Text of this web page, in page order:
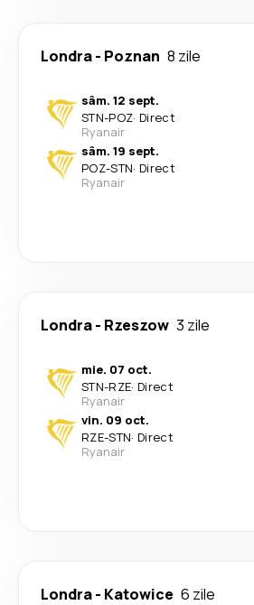
Londra- Poznan 8 zile
sâm. 12 sept.
STN-POZ· Direct
Ryanair
sâm. 19 sept.
POZ-STN· Direct
Ryanair
Londra- Rzeszow 3 zile
mie. 07 oct.
STN-RZE· Direct
Ryanair
vin. 09 oct.
RZE-STN· Direct
Ryanair
Londra- Katowice 6 zile